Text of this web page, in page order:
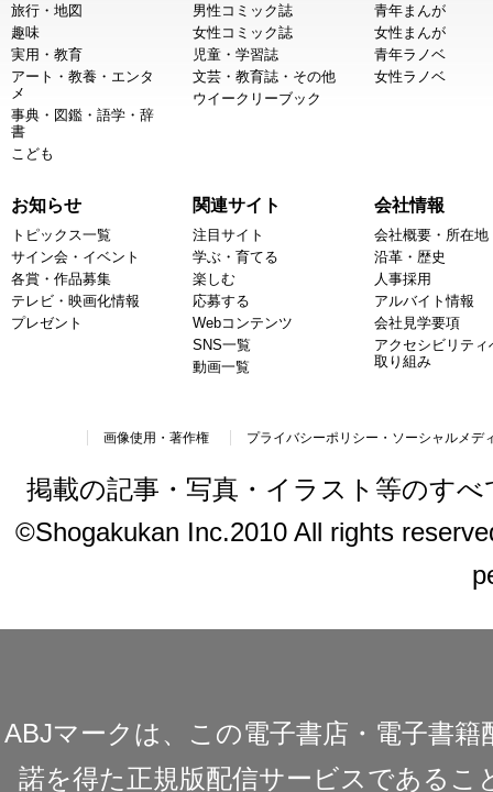
旅行・地図
趣味
実用・教育
アート・教養・エンタ
メ
事典・図鑑・語学・辞
書
こども
男性コミック誌
女性コミック誌
児童・学習誌
文芸・教育誌・その他
ウイークリーブック
青年まんが
女性まんが
青年ラノベ
女性ラノベ
お知らせ
トピックス一覧
サイン会・イベント
各賞・作品募集
テレビ・映画化情報
プレゼント
関連サイト
注目サイト
学ぶ・育てる
楽しむ
応募する
Webコンテンツ
SNS一覧
動画一覧
会社情報
会社概要・所在地
沿革・歴史
人事採用
アルバイト情報
会社見学要項
アクセシビリティ
取り組み
画像使用・著作権 プライバシーポリシー・ソーシャルメデ
掲載の記事・写真・イラスト等のす
©Shogakukan Inc.2010 All rights
ABJマークは、この電子書店・電子書
諾を得た正規版配信サービスであるこ